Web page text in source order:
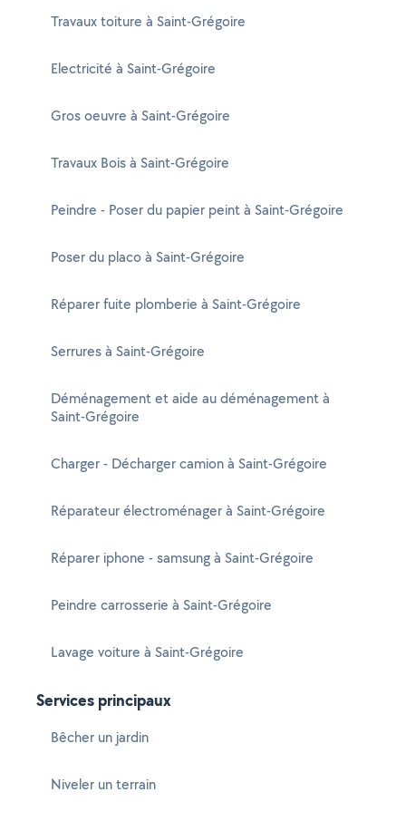
Travaux toiture à Saint-Grégoire
Electricité à Saint-Grégoire
Gros oeuvre à Saint-Grégoire
Travaux Bois à Saint-Grégoire
Peindre - Poser du papier peint à Saint-Grégoire
Poser du placo à Saint-Grégoire
Réparer fuite plomberie à Saint-Grégoire
Serrures à Saint-Grégoire
Déménagement et aide au déménagement à
Saint-Grégoire
Charger - Décharger camion à Saint-Grégoire
Réparateur électroménager à Saint-Grégoire
Réparer iphone - samsung à Saint-Grégoire
Peindre carrosserie à Saint-Grégoire
Lavage voiture à Saint-Grégoire
Services principaux
Bêcher un jardin
Niveler un terrain